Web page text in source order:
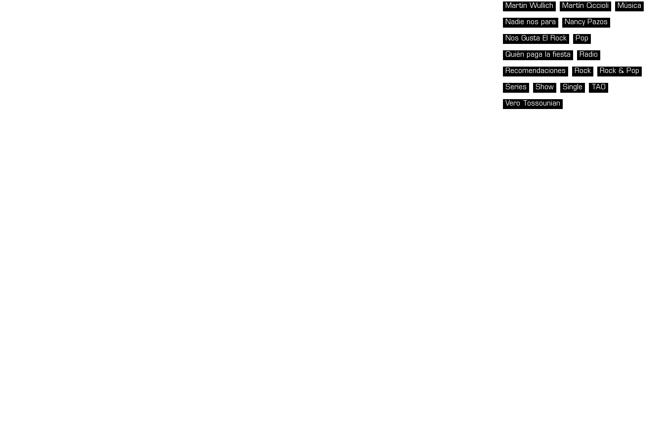
Martin Wullich Martín Ciccioli Música
Nadie nos para Nancy Pazos
Nos Gusta El Rock Pop
Quién paga la fiesta Radio
Recomendaciones Rock Rock & Pop
Series Show Single TAO
Vero Tossounian